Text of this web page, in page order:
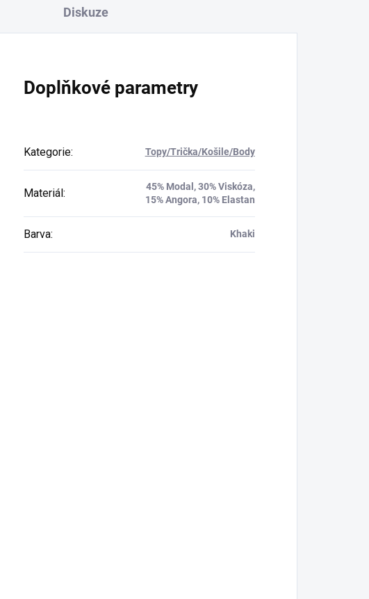
Diskuze
Doplňkové parametry
Kategorie: Topy/Trička/Košile/Body
Materiál:
45% Modal, 30% Viskóza,
15% Angora, 10% Elastan
Barva: Khaki